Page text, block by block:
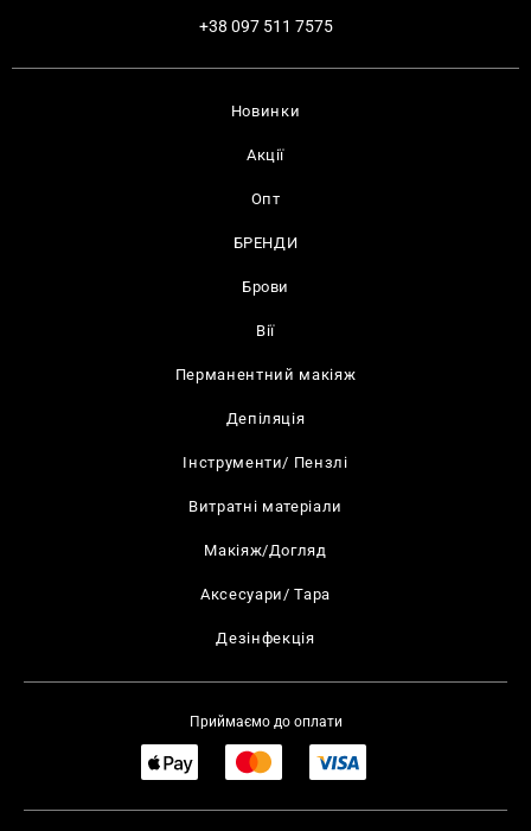
Новинки
Акції
Опт
БРЕНДИ
Брови
Вії
Перманентний макіяж
Депіляція
Інструменти/ Пензлі
Витратні матеріали
Макіяж/Догляд
Аксесуари/ Тара
Дезінфекція
+38 097 511 7575
Приймаємо до оплати